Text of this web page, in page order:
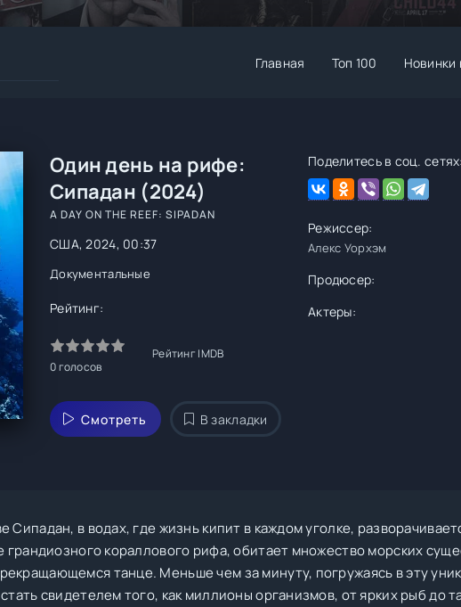
Главная Топ 100 Новинки
Один день на рифе:
Сипадан (2024)
A DAY ON THE REEF: SIPADAN
США, 2024, 00:37
Документальные
Рейтинг:
0голосов
Рейтинг IMDB
Смотреть В закладки
Поделитесь в соц. сетях:
Режиссер:
Алекс Уорхэм
Продюсер:
Актеры:
Сипадан, в водах, где жизнь кипит в каждом уголке,
грандиозного кораллового рифа, обитает множество морских
танце. Меньше чем за минуту, погружаясь в эту
свидетелем того, как миллионы организмов, от ярких рыб до